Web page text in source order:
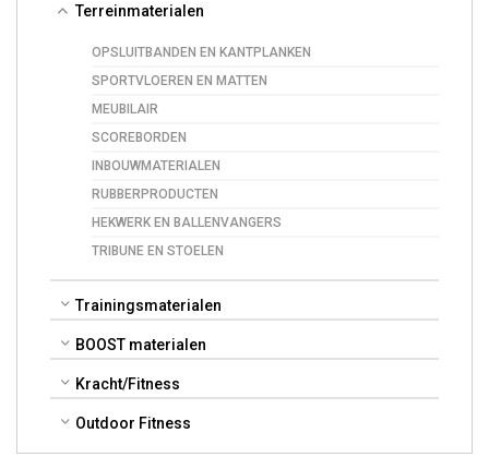
Terreinmaterialen
OPSLUITBANDEN EN KANTPLANKEN
SPORTVLOEREN EN MATTEN
MEUBILAIR
SCOREBORDEN
INBOUWMATERIALEN
RUBBERPRODUCTEN
HEKWERK EN BALLENVANGERS
TRIBUNE EN STOELEN
Trainingsmaterialen
BOOST materialen
Kracht/Fitness
Outdoor Fitness